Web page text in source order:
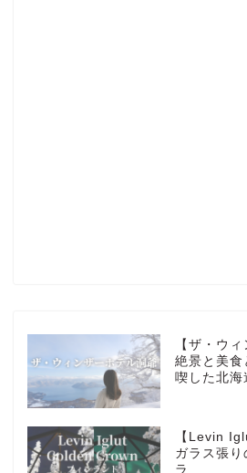
【ザ・ウ
絶景と美食
喫した北海
【Levin
ガラス張り
ラ